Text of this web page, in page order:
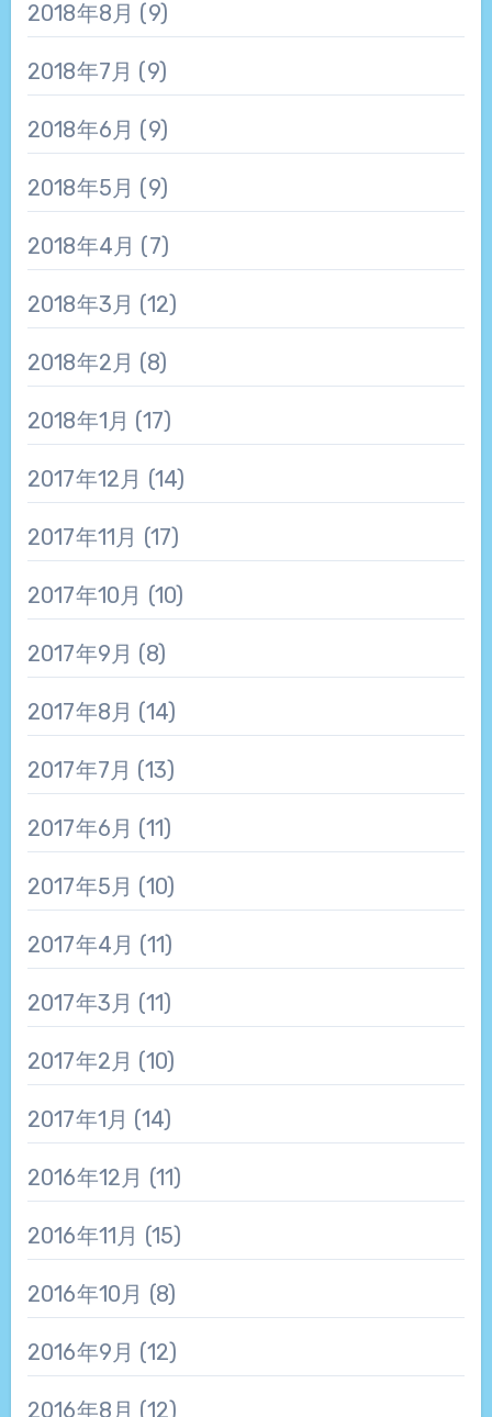
2018年8月 (9)
2018年7月 (9)
2018年6月 (9)
2018年5月 (9)
2018年4月 (7)
2018年3月 (12)
2018年2月 (8)
2018年1月 (17)
2017年12月 (14)
2017年11月 (17)
2017年10月 (10)
2017年9月 (8)
2017年8月 (14)
2017年7月 (13)
2017年6月 (11)
2017年5月 (10)
2017年4月 (11)
2017年3月 (11)
2017年2月 (10)
2017年1月 (14)
2016年12月 (11)
2016年11月 (15)
2016年10月 (8)
2016年9月 (12)
2016年8月 (12)